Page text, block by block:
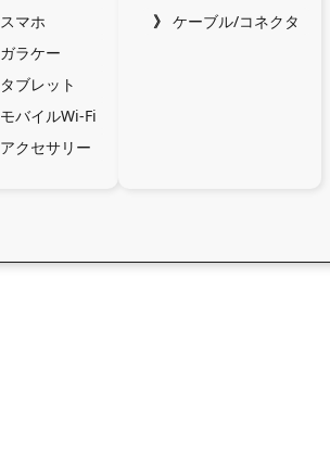
スマホ
ガラケー
タブレット
モバイルWi-Fi
アクセサリー
ケーブル/コネクタ